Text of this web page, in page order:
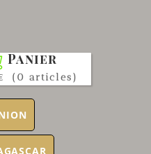
Panier
(0 articles)